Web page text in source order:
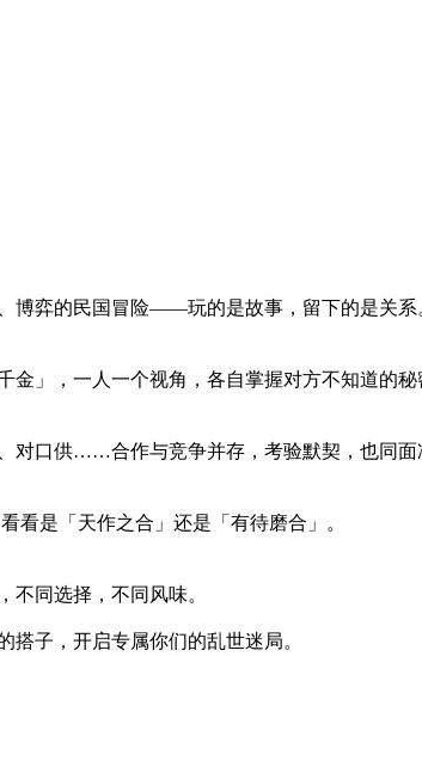
博弈的民国冒险——玩的是故事，留下的是关系
金」，一人一个视角，各自掌握对方不知道的
对口供……合作与竞争并存，考验默契，也同面
看是「天作之合」还是「有待磨合」。
不同选择，不同风味。
搭子，开启专属你们的乱世迷局。